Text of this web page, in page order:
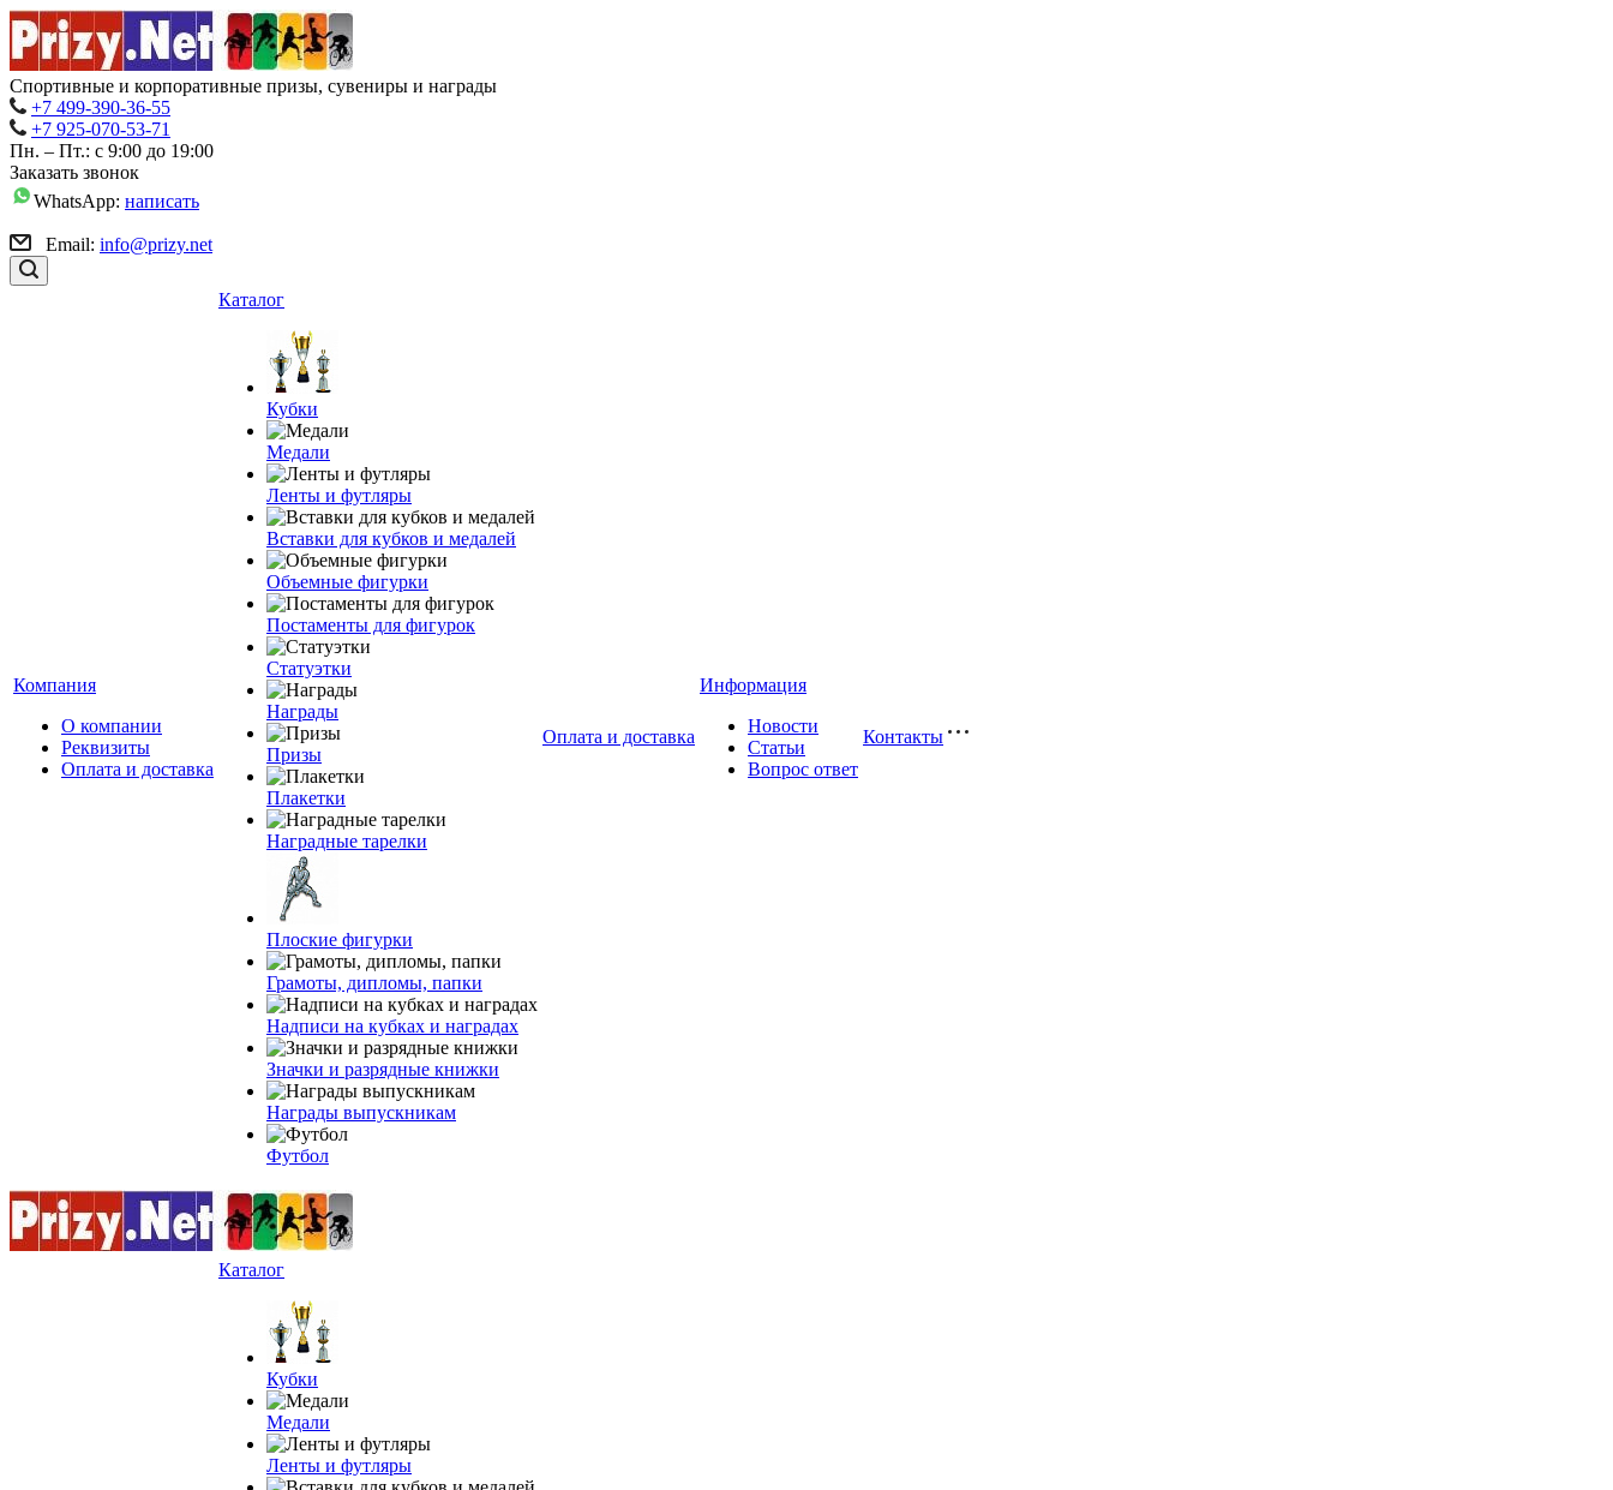
Спортивные и корпоративные призы, сувениры и награды
+7 499-390-36-55
+7 925-070-53-71
Пн. – Пт.: с 9:00 до 19:00
Заказать звонок
WhatsApp: написать
Email: info@prizy.net
Компания
О компании
Реквизиты
Оплата и доставка
Каталог
Кубки
Медали
Ленты и футляры
Вставки для кубков и медалей
Объемные фигурки
Постаменты для фигурок
Статуэтки
Награды
Призы
Плакетки
Наградные тарелки
Плоские фигурки
Грамоты, дипломы, папки
Надписи на кубках и наградах
Значки и разрядные книжки
Награды выпускникам
Футбол
Оплата и доставка
Информация
Новости
Статьи
Вопрос ответ
Контакты
Каталог
Кубки
Медали
Ленты и футляры